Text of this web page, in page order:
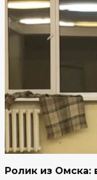
Ролик из Омска: